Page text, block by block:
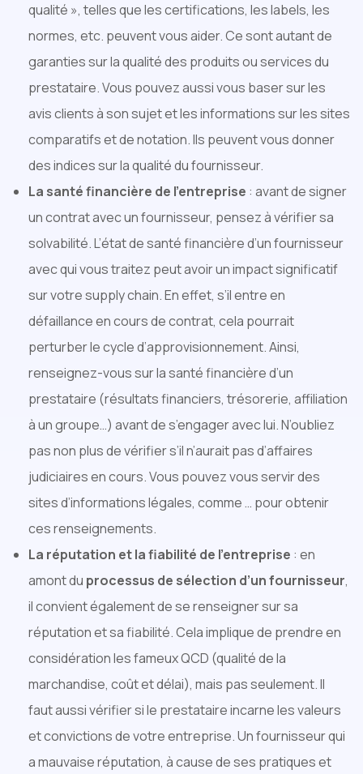
qualité », telles que les certifications, les labels, les
normes, etc. peuvent vous aider. Ce sont autant de
garanties sur la qualité des produits ou services du
prestataire. Vous pouvez aussi vous baser sur les
avis clients à son sujet et les informations sur les sites
comparatifs et de notation. Ils peuvent vous donner
des indices sur la qualité du fournisseur.
La santé financière de l’entreprise : avant de signer
un contrat avec un fournisseur, pensez à vérifier sa
solvabilité. L’état de santé financière d’un fournisseur
avec qui vous traitez peut avoir un impact significatif
sur votre supply chain. En effet, s’il entre en
défaillance en cours de contrat, cela pourrait
perturber le cycle d’approvisionnement. Ainsi,
renseignez-vous sur la santé financière d’un
prestataire (résultats financiers, trésorerie, affiliation
à un groupe…) avant de s’engager avec lui. N’oubliez
pas non plus de vérifier s’il n’aurait pas d’affaires
judiciaires en cours. Vous pouvez vous servir des
sites d’informations légales, comme … pour obtenir
ces renseignements.
La réputation et la fiabilité de l’entreprise : en
amont du processus de sélection d’un fournisseur,
il convient également de se renseigner sur sa
réputation et sa fiabilité. Cela implique de prendre en
considération les fameux QCD (qualité de la
marchandise, coût et délai), mais pas seulement. Il
faut aussi vérifier si le prestataire incarne les valeurs
et convictions de votre entreprise. Un fournisseur qui
a mauvaise réputation, à cause de ses pratiques et